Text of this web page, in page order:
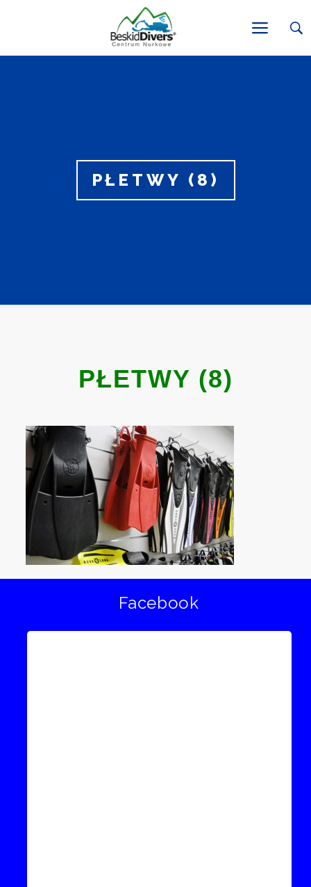
PŁETWY (8)
PŁETWY (8)
Facebook